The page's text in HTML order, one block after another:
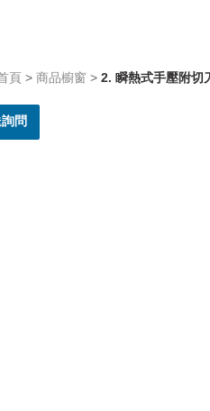
頁 > 商品櫥窗 > 2. 瞬熱式手壓附切
問